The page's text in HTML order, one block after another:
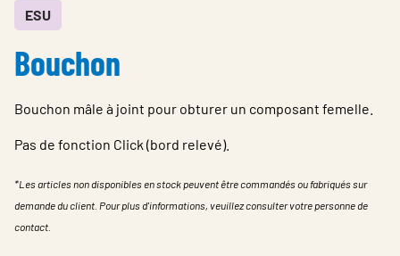
site
En vedette
À propos de Lindab
Choisir la langue
Switzerland - French
ESU
Bouchon
Bouchon mâle à joint pour obturer un composant femelle.
Pas de fonction Click (bord relevé).
*Les articles non disponibles en stock peuvent être commandés ou fabriqués sur
demande du client. Pour plus d'informations, veuillez consulter votre personne de
contact.